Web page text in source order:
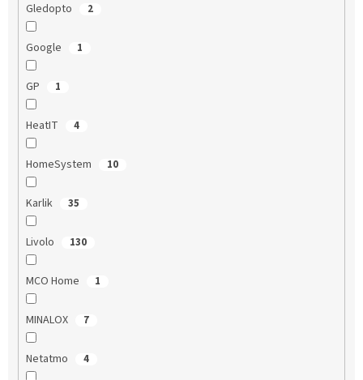
Gledopto 2
Google 1
GP 1
HeatIT 4
HomeSystem 10
Karlik 35
Livolo 130
MCO Home 1
MINALOX 7
Netatmo 4